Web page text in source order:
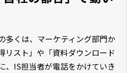
多くは、マーケティング部門か
リスト」や「資料ダウンロード
、IS担当者が電話をかけていき